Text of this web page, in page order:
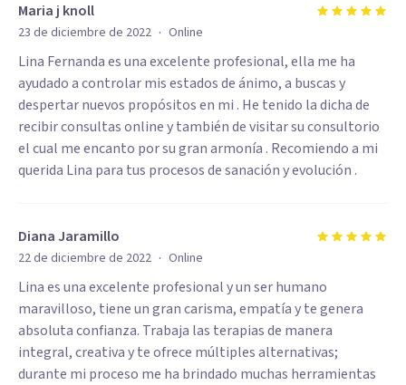
Maria j knoll
23 de diciembre de 2022 · Online
Lina Fernanda es una excelente profesional, ella me ha
ayudado a controlar mis estados de ánimo, a buscas y
despertar nuevos propósitos en mi . He tenido la dicha de
recibir consultas online y también de visitar su consultorio
el cual me encanto por su gran armonía . Recomiendo a mi
querida Lina para tus procesos de sanación y evolución .
Diana Jaramillo
22 de diciembre de 2022 · Online
Lina es una excelente profesional y un ser humano
maravilloso, tiene un gran carisma, empatía y te genera
absoluta confianza. Trabaja las terapias de manera
integral, creativa y te ofrece múltiples alternativas;
durante mi proceso me ha brindado muchas herramientas